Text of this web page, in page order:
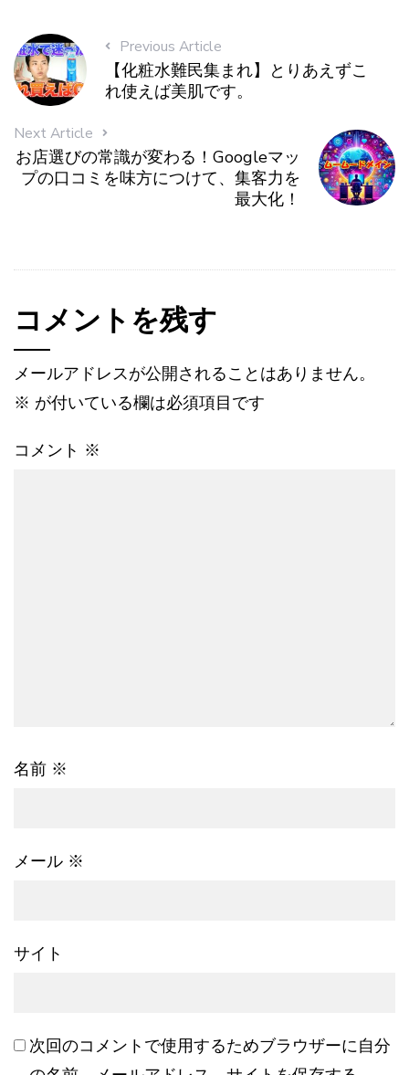
Previous Article
【化粧水難民集まれ】とりあえずこ
れ使えば美肌です。
Next Article
お店選びの常識が変わる！Googleマッ
プの口コミを味方につけて、集客力を
最大化！
コメントを残す
メールアドレスが公開されることはありません。
※ が付いている欄は必須項目です
コメント ※
名前 ※
メール ※
サイト
次回のコメントで使用するためブラウザーに自分